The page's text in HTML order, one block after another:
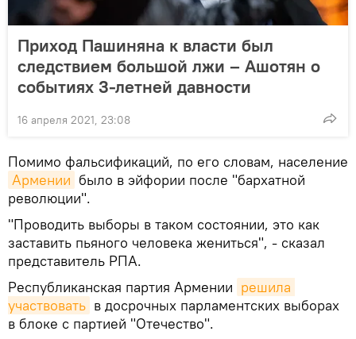
Приход Пашиняна к власти был
следствием большой лжи – Ашотян о
событиях 3-летней давности
16 апреля 2021, 23:08
Помимо фальсификаций, по его словам, население
Армении было в эйфории после "бархатной
революции".
"Проводить выборы в таком состоянии, это как
заставить пьяного человека жениться", - сказал
представитель РПА.
Республиканская партия Армении решила
участвовать в досрочных парламентских выборах
в блоке с партией "Отечество".